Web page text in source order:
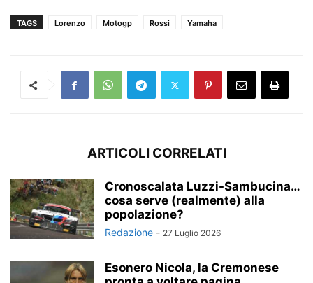
TAGS Lorenzo Motogp Rossi Yamaha
ARTICOLI CORRELATI
Cronoscalata Luzzi-Sambucina…
cosa serve (realmente) alla
popolazione?
Redazione - 27 Luglio 2026
Esonero Nicola, la Cremonese